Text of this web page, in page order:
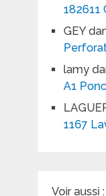
182611
GEY
lamy
A1
1167
Voir aussi :